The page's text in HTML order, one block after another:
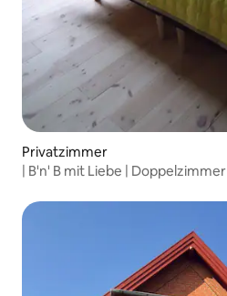
Privatzimmer
| B'n' B mit Liebe | Doppelzimmer |